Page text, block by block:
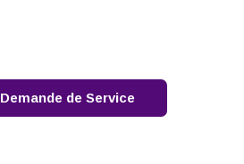
Demande de Service